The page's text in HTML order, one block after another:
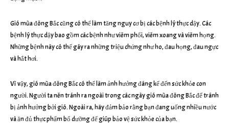
Gió mùa đông Bắc cũng có thể làm tăng nguy cơ bị các bệnh lý thực dậy. Các
bệnh lý thực dậy bao gồm các bệnh như viêm phổi, viêm xoang và viêm họng.
Những bệnh này có thể gây ra những triệu chứng như ho, đau họng, đau ngực
và hắt hơi.
Vì vậy, gió mùa đông Bắc có thể làm ảnh hưởng đáng kể đến sức khỏe con
người. Người ta nên tránh ra ngoài trong các ngày gió mùa đông Bắc để tránh
bị ảnh hưởng bởi gió. Ngoài ra, hãy đảm bảo rằng bạn đang uống nhiều nước
và ăn đủ thực phẩm bổ dưỡng để giúp bảo vệ sức khỏe của bạn.